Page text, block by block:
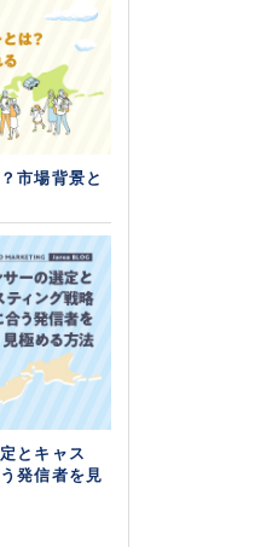
市場背景と
とキャス
発信者を見